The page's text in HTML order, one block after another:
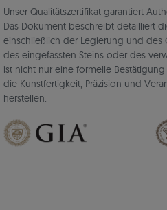
Unser Qualitätszertifikat garantiert
Das Dokument beschreibt detailliert
einschließlich der Legierung und
des eingefassten Steins oder des
ist nicht nur eine formelle
die Kunstfertigkeit, Präzision und
herstellen.